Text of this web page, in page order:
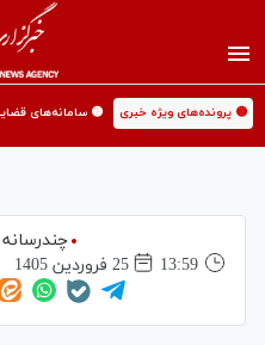
🟡 پرونده‌های ویژه خبری 🟡 سامانه‌های
چندرسانه
13:59
25 فروردين 1405